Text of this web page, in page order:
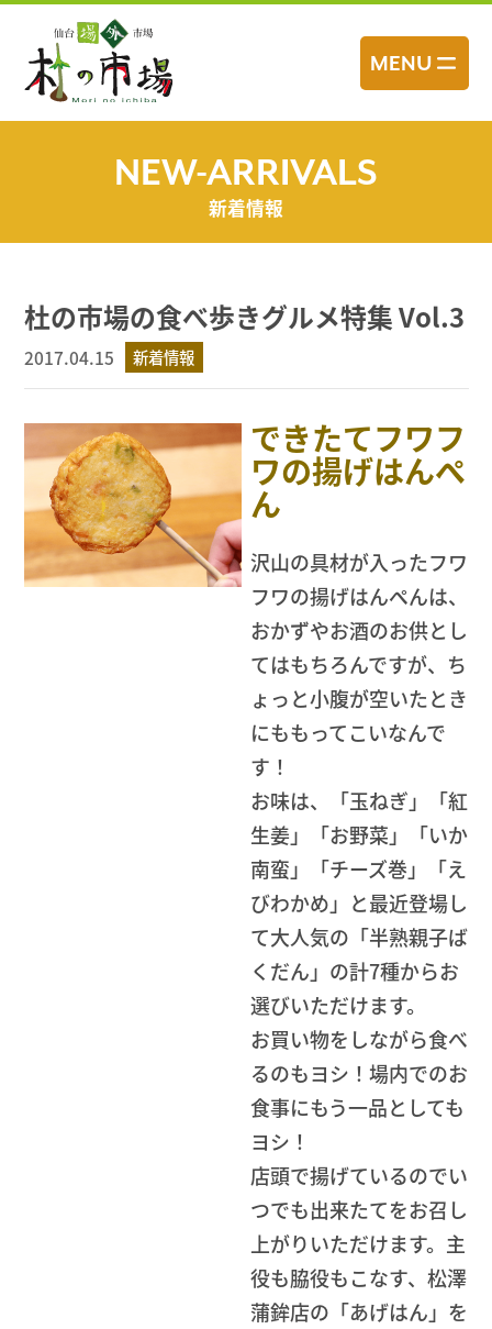
ッ
MENU
NEW-ARRIVALS
新着情報
杜の市場の食べ歩きグルメ特集 Vol.3
2017.04.15 新着情報
できたてフワフ
ワの揚げはんぺ
ん
沢山の具材が入ったフワ
フワの揚げはんぺんは、
おかずやお酒のお供とし
てはもちろんですが、ち
ょっと小腹が空いたとき
にももってこいなんで
す！
お味は、「玉ねぎ」「紅
生姜」「お野菜」「いか
南蛮」「チーズ巻」「え
びわかめ」と最近登場し
て大人気の「半熟親子ば
くだん」の計7種からお
選びいただけます。
お買い物をしながら食べ
るのもヨシ！場内でのお
食事にもう一品としても
ヨシ！
店頭で揚げているのでい
つでも出来たてをお召し
上がりいただけます。主
役も脇役もこなす、松澤
蒲鉾店の「あげはん」を